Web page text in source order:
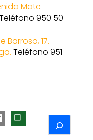
Mate
Teléfono 950 50
Barroso, 17.
Teléfono 951